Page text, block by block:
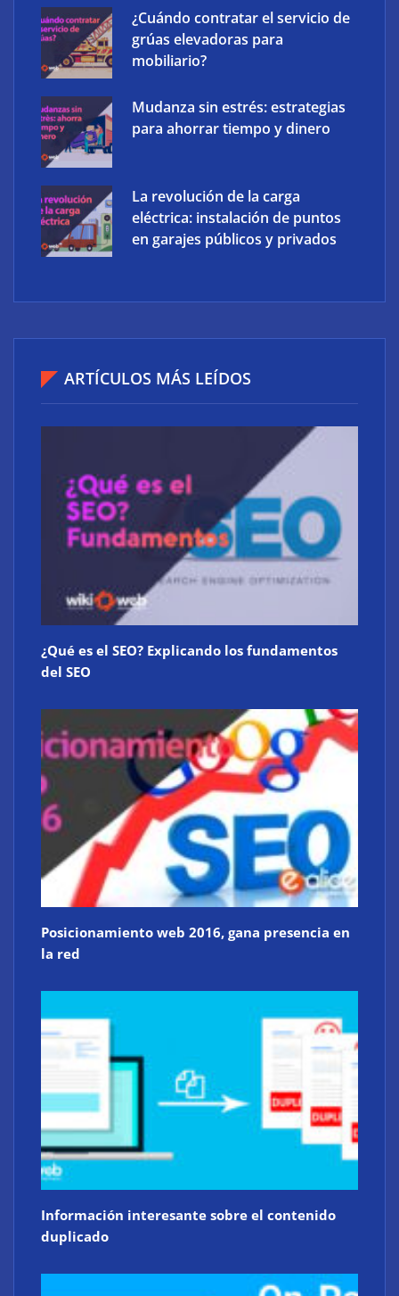
Ucademy lanza la marca Polaris para adaptar la
preparación de oposiciones al perfil del estudiante
Atos consigue la exclusiva certificación en
ciberdefensa CMMC 2.0 del Departamento de
Defensa de EE. UU.
¿Cuándo contratar el servicio de
grúas elevadoras para
mobiliario?
Mudanza sin estrés: estrategias
para ahorrar tiempo y dinero
La revolución de la carga
eléctrica: instalación de puntos
en garajes públicos y privados
ARTÍCULOS MÁS LEÍDOS
¿Qué es el SEO? Explicando los fundamentos
del SEO
Posicionamiento web 2016, gana presencia en
la red
Información interesante sobre el contenido
duplicado